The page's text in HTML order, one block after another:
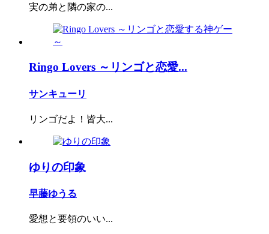
実の弟と隣の家の...
Ringo Lovers ～リンゴと恋愛...
サンキューリ
リンゴだよ！皆大...
ゆりの印象
早藤ゆうる
愛想と要領のいい...